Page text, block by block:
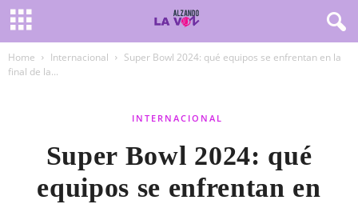
Home Internacional
Super Bowl 2024: qué equipos se enfrentan en la
final de la...
INTERNACIONAL
Super Bowl 2024: qué
equipos se enfrentan en